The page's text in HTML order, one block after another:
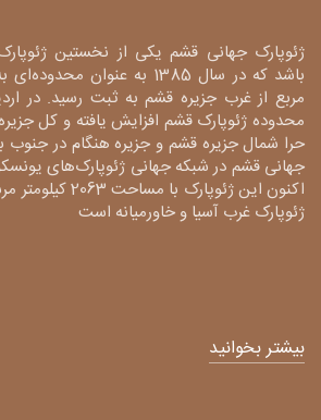
ژئوپارک جهانی قشم یکی از نخستین
محدوده ژئوپارک قشم افزایش یافته و کل
حرا شمال جزیره قشم و جزیره هنگام در جنوب
جهانی قشم در شبکه جهانی ژئوپارک‌های
اکنون این ژئوپارک
ژئوپارک غرب آسیا و خاورمیانه است
بیشتر بخوانید